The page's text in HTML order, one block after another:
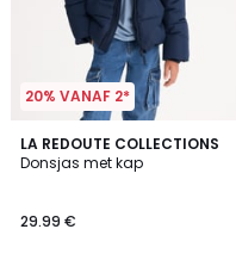
20% VANAF 2*
LA REDOUTE COLLECTIONS
Donsjas met kap
29.99 €
5
/
2
Kleuren